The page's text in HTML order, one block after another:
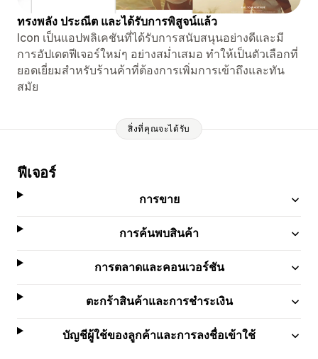
ทรงพลัง ประณีต และได้รับการพิสูจน์แล้ว
Icon เป็นแอปพลิเคชันที่ได้รับการสนับสนุนอย่างดีและมี
การอัปเดตฟีเจอร์ใหม่ๆ อย่างสม่ำเสมอ ทำให้เป็นตัวเลือกที่
ยอดเยี่ยมสำหรับร้านค้าที่ต้องการเพิ่มการเข้าถึงและทัน
สมัย
สิ่งที่คุณจะได้รับ
ฟีเจอร์
การขาย
การค้นพบสินค้า
การตลาดและคอนเวอร์ชัน
ตะกร้าสินค้าและการชำระเงิน
บัญชีผู้ใช้ของลูกค้าและการลงชื่อเข้าใช้